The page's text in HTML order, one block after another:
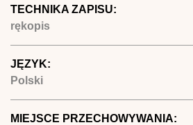
TECHNIKA ZAPISU:
rękopis
JĘZYK:
Polski
MIEJSCE PRZECHOWYWANIA: